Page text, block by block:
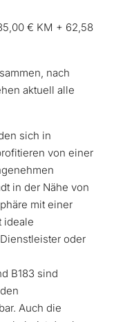
€ KM + 62,58
nach
aktuell alle
sich in
von einer
in der Nähe von
mit einer
ideale
oder
B183 sind
Auch die